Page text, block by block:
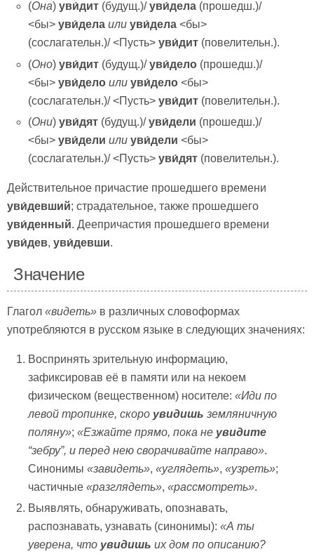
(Она)уви́дит (будущ.)/уви́дела (прошедш.)/
<бы>уви́дела или уви́дела <бы>
(сослагательн.)/ <Пусть>уви́дит (повелительн.).
(Оно)уви́дит (будущ.)/уви́дело (прошедш.)/
<бы>уви́дело или уви́дело <бы>
(сослагательн.)/ <Пусть>уви́дит (повелительн.).
(Они)уви́дят (будущ.)/уви́дели (прошедш.)/
<бы>уви́дели или уви́дели <бы>
(сослагательн.)/ <Пусть>уви́дят (повелительн.).
Действительное причастие прошедшего времени
уви́девший; страдательное, также прошедшего
уви́денный. Деепричастия прошедшего времени
уви́дев, уви́девши.
Значение
Глагол «видеть» в различных словоформах
употребляются в русском языке в следующих значениях:
Воспринять зрительную информацию,
зафиксировав её в памяти или на некоем
физическом (вещественном) носителе:«Иди по
левой тропинке, скоро увидишь земляничную
поляну»;«Езжайте прямо, пока не увидите
“зебру”, и перед нею сворачивайте направо».
Синонимы«завидеть»,«углядеть»,«узреть»;
частичные«разглядеть»,«рассмотреть».
Выявлять, обнаруживать, опознавать,
распознавать, узнавать (синонимы):«А ты
уверена, что увидишь их дом по описанию?